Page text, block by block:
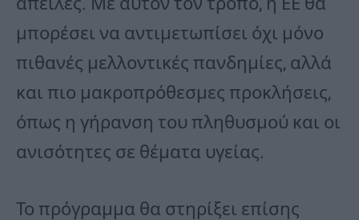
μπορέσει να αντιμετωπίσει όχι μόνο
πιθανές μελλοντικές πανδημίες, αλλά
και πιο μακροπρόθεσμες προκλήσεις,
όπως η γήρανση του πληθυσμού και οι
ανισότητες σε θέματα υγείας.
Το πρόγραμμα θα στηρίξει επίσης